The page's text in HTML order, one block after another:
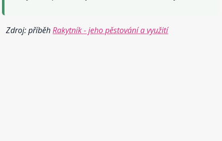
Zdroj: příběhRakytník - jeho pěstování a využití